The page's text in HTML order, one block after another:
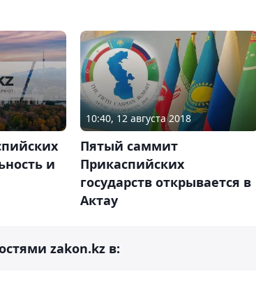
и
10:40, 12 августа 2018
Пятый саммит
Прикаспийских
государств открывается в
Актау
zakon.kz в: